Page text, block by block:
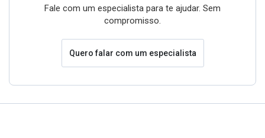
Fale com um especialista para te ajudar. Sem
compromisso.
Quero falar com um especialista